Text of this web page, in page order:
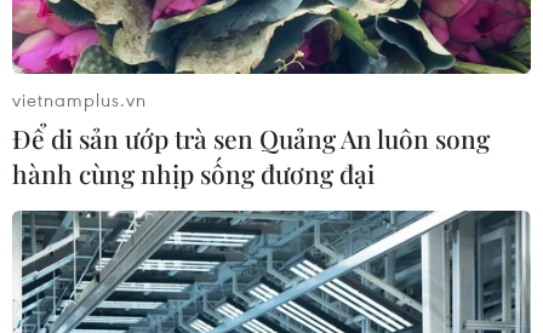
vietnamplus.vn
Để di sản ướp trà sen Quảng An luôn song
hành cùng nhịp sống đương đại